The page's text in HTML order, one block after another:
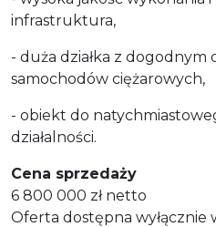
infrastruktura,
- duża działka z dogodnym
samochodów ciężarowych,
- obiekt do
działalności.
Cena sprzedaży
6 800 000 zł netto
Oferta dostępna wyłącznie